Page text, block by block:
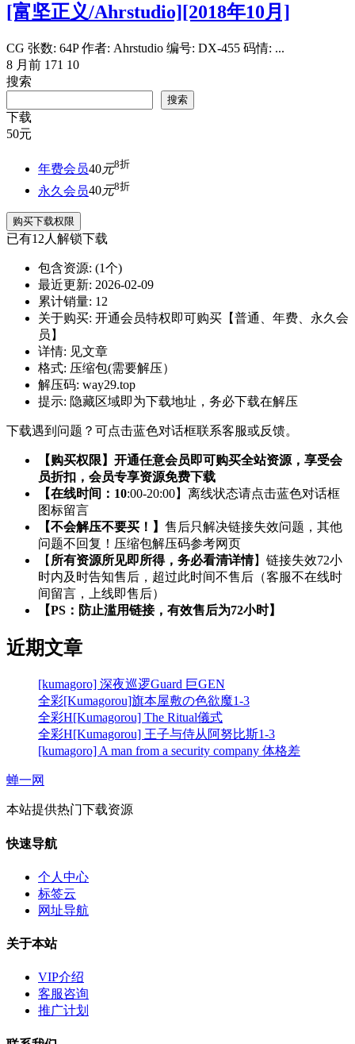
[富坚正义/Ahrstudio][2018年10月]
CG 张数: 64P 作者: Ahrstudio 编号: DX-455 码情: ...
8 月前 171 10
搜索
搜索
下载
50元
年费会员40元8折
永久会员40元8折
购买下载权限
已有12人解锁下载
包含资源: (1个)
最近更新: 2026-02-09
累计销量: 12
关于购买: 开通会员特权即可购买【普通、年费、永久会
员】
详情: 见文章
格式: 压缩包(需要解压）
解压码: way29.top
提示: 隐藏区域即为下载地址，务必下载在解压
下载遇到问题？可点击蓝色对话框联系客服或反馈。
【购买权限】开通任意会员即可购买全站资源，享受会
员折扣，会员专享资源免费下载
【在线时间：10:00-20:00】离线状态请点击蓝色对话框
图标留言
【不会解压不要买！】 售后只解决链接失效问题，其他
问题不回复！压缩包解压码参考网页
【 所有资源所见即所得，务必看清详情】链接失效72小
时内及时告知售后，超过此时间不售后（客服不在线时
间留言，上线即售后）
【PS：防止滥用链接，有效售后为72小时】
近期文章
[kumagoro] 深夜巡逻Guard 巨GEN
全彩[Kumagorou]旗本屋敷の色欲魔1-3
全彩H[Kumagorou] The Ritual儀式
全彩H[Kumagorou] 王子与侍从阿努比斯1-3
[kumagoro] A man from a security company 体格差
蝉一网
本站提供热门下载资源
快速导航
个人中心
标签云
网址导航
关于本站
VIP介绍
客服咨询
推广计划